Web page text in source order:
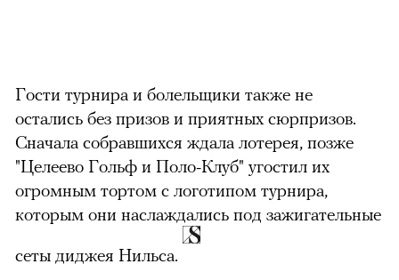
Гости турнира и болельщики также не
остались без призов и приятных сюрпризов.
Сначала собравшихся ждала лотерея, позже
"Целеево Гольф и Поло-Клуб" угостил их
огромным тортом с логотипом турнира,
которым они наслаждались под зажигательные
сеты диджея Нильса.